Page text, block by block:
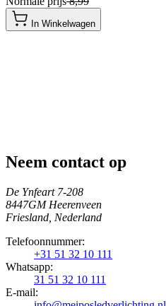
In Winkelwagen
Neem contact op
De Ynfeart 7-208
8447GM Heerenveen
Friesland, Nederland
Telefoonnummer:
+31 51 32 10 111
Whatsapp:
31 51 32 10 111
E-mail: